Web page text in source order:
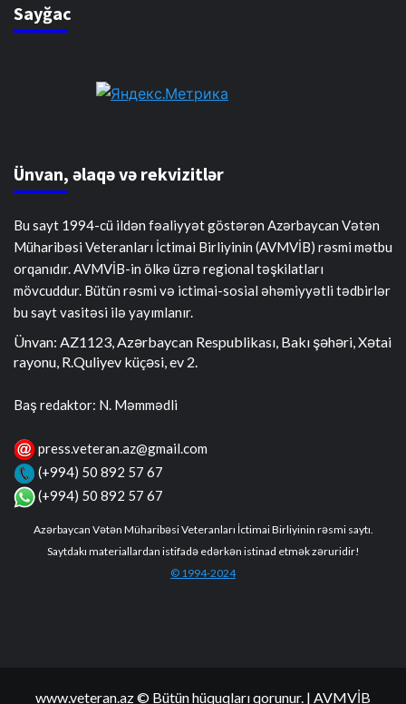
Sayğac
Ünvan, əlaqə və rekvizitlər
Bu sayt 1994-cü ildən fəaliyyət göstərən Azərbaycan Vətən
Müharibəsi Veteranları İctimai Birliyinin (AVMVİB) rəsmi mətbu
orqanıdır. AVMVİB-in ölkə üzrə regional təşkilatları
mövcuddur. Bütün rəsmi və ictimai-sosial əhəmiyyətli tədbirlər
bu sayt vasitəsi ilə yayımlanır.
Ünvan: AZ1123, Azərbaycan Respublikası, Bakı şəhəri, Xətai
rayonu, R.Quliyev küçəsi, ev 2.
Baş redaktor: N. Məmmədli
press.veteran.az@gmail.com
(+994) 50 892 57 67
(+994) 50 892 57 67
Azərbaycan Vətən Müharibəsi Veteranları İctimai Birliyinin rəsmi saytı.
Saytdakı materiallardan istifadə edərkən istinad etmək zəruridir!
© 1994-2024
www.veteran.az © Bütün hüquqları qorunur. | AVMVİB